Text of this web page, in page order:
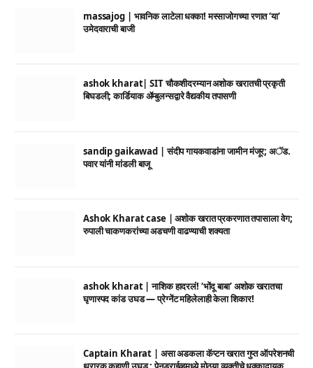
massajog | भावनिक लाटेला धक्का! मस्साजोगच्या रणात ‘या’
उमेदवाराची बाजी
ashok kharat| SIT चौकशीदरम्यान अशोक खरातची प्रकृती
बिघडली; कार्डियाक ॲम्बुलन्सद्वारे वैद्यकीय तपासणी
sandip gaikawad | संदीप गायकवाडांना जामीन मंजूर; अॅड.
पवार यांनी मांडली बाजू
Ashok Kharat case | अशोक खरात प्रकरणात तपासाला वेग;
रुपाली चाकणकरांच्या अडचणी वाढण्याची शक्यता
ashok kharat | नाशिक हादरलं! ‘भोंदू बाबा’ अशोक खरातचा
घृणास्पद कांड उघड — प्रेग्नेंट महिलेलाही केला शिकार!
Captain Kharat | असा अडकला कॅप्टन खरात गुप्त ऑपरेशनची